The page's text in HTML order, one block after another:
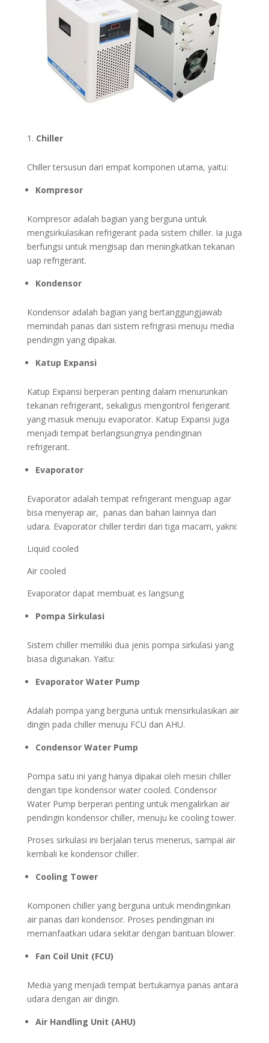
Chiller
Chiller tersusun dari empat komponen utama, yaitu:
Kompresor
Kompresor adalah bagian yang berguna untuk
mengsirkulasikan refrigerant pada sistem chiller. Ia juga
berfungsi untuk mengisap dan meningkatkan tekanan
uap refrigerant.
Kondensor
Kondensor adalah bagian yang bertanggungjawab
memindah panas dari sistem refrigrasi menuju media
pendingin yang dipakai.
Katup Expansi
Katup Expansi berperan penting dalam menurunkan
tekanan refrigerant, sekaligus mengontrol ferigerant
yang masuk menuju evaporator. Katup Expansi juga
menjadi tempat berlangsungnya pendinginan
refrigerant.
Evaporator
Evaporator adalah tempat refrigerant menguap agar
bisa menyerap air, panas dan bahan lainnya dari
udara. Evaporator chiller terdiri dari tiga macam, yakni:
Liquid cooled
Air cooled
Evaporator dapat membuat es langsung
Pompa Sirkulasi
Sistem chiller memiliki dua jenis pompa sirkulasi yang
biasa digunakan. Yaitu:
Evaporator Water Pump
Adalah pompa yang berguna untuk mensirkulasikan air
dingin pada chiller menuju FCU dan AHU.
Condensor Water Pump
Pompa satu ini yang hanya dipakai oleh mesin chiller
dengan tipe kondensor water cooled. Condensor
Water Pump berperan penting untuk mengalirkan air
pendingin kondensor chiller, menuju ke cooling tower.
Proses sirkulasi ini berjalan terus menerus, sampai air
kembali ke kondensor chiller.
Cooling Tower
Komponen chiller yang berguna untuk mendinginkan
air panas dari kondensor. Proses pendinginan ini
memanfaatkan udara sekitar dengan bantuan blower.
Fan Coil Unit (FCU)
Media yang menjadi tempat bertukarnya panas antara
udara dengan air dingin.
Air Handling Unit (AHU)